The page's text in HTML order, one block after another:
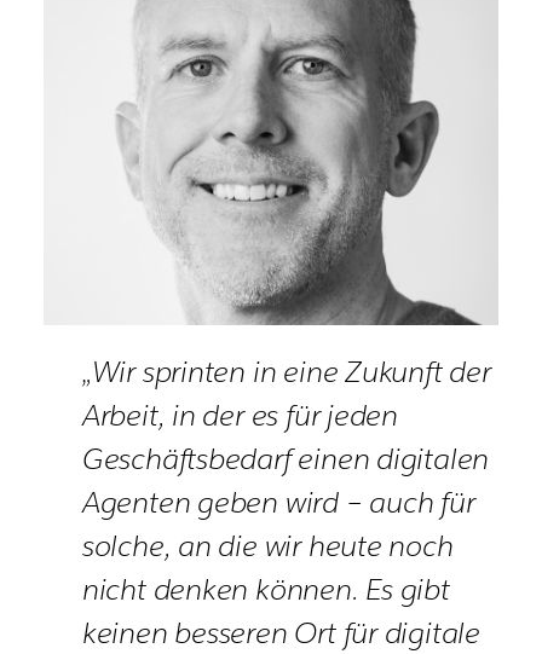
„Wir sprinten in eine Zukunft der
Arbeit, in der es für jeden
Geschäftsbedarf einen digitalen
Agenten geben wird – auch für
solche, an die wir heute noch
nicht denken können. Es gibt
keinen besseren Ort für digitale